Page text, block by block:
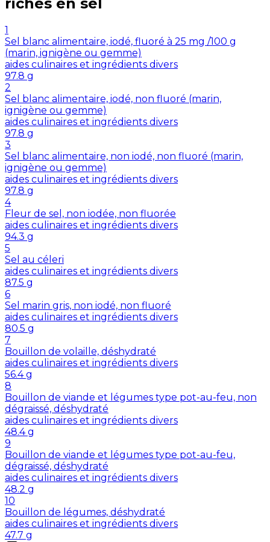
riches en sel
1
Sel blanc alimentaire, iodé, fluoré à 25 mg /100 g
(marin, ignigène ou gemme)
aides culinaires et ingrédients divers
97.8 g
2
Sel blanc alimentaire, iodé, non fluoré (marin,
ignigène ou gemme)
aides culinaires et ingrédients divers
97.8 g
3
Sel blanc alimentaire, non iodé, non fluoré (marin,
ignigène ou gemme)
aides culinaires et ingrédients divers
97.8 g
4
Fleur de sel, non iodée, non fluorée
aides culinaires et ingrédients divers
94.3 g
5
Sel au céleri
aides culinaires et ingrédients divers
87.5 g
6
Sel marin gris, non iodé, non fluoré
aides culinaires et ingrédients divers
80.5 g
7
Bouillon de volaille, déshydraté
aides culinaires et ingrédients divers
56.4 g
8
Bouillon de viande et légumes type pot-au-feu, non
dégraissé, déshydraté
aides culinaires et ingrédients divers
48.4 g
9
Bouillon de viande et légumes type pot-au-feu,
dégraissé, déshydraté
aides culinaires et ingrédients divers
48.2 g
10
Bouillon de légumes, déshydraté
aides culinaires et ingrédients divers
47.7 g